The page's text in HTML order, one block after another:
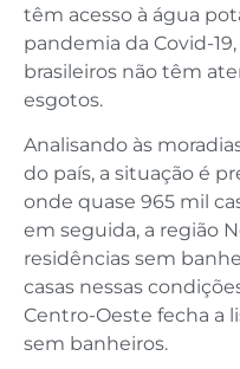
têm acesso à água
pandemia da Covid-
brasileiros não têm
esgotos.
Analisando às
do país, a situação é
onde quase 965 mil
em seguida, a região
residências sem
casas nessas
Centro-Oeste fecha a
sem banheiros.